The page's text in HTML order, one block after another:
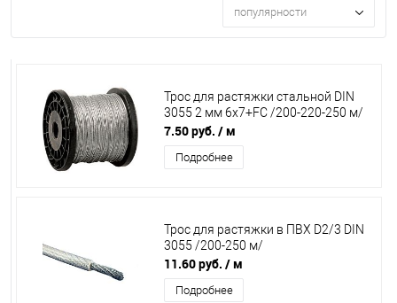
популярности
Трос для растяжки стальной DIN
3055 2 мм 6х7+FC /200-220-250 м/
7.50 руб. / м
Подробнее
Трос для растяжки в ПВХ D2/3 DIN
3055 /200-250 м/
11.60 руб. / м
Подробнее